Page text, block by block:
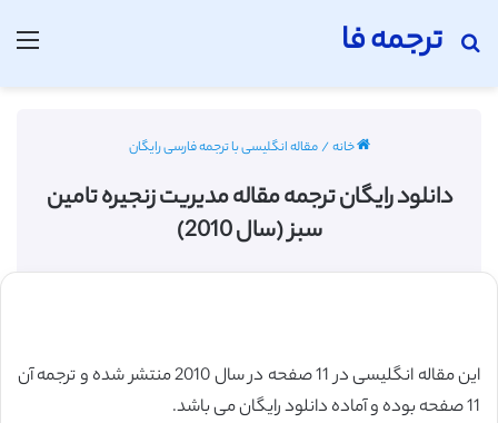
ترجمه فا
جستجو برای
خانه/مقاله انگلیسی با ترجمه فارسی رایگان
دانلود رایگان ترجمه مقاله مدیریت زنجیره تامین
سبز (سال 2010)
این مقاله انگلیسی در 11 صفحه در سال 2010 منتشر شده و ترجمه آن
11 صفحه بوده و آماده دانلود رایگان می باشد.